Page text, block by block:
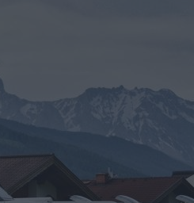
YA AL 62% DE LOS ESPAÑOLES
COMO NUEVA DIRECTORA COMERCIAL
PERSONALIZABLE INSPIRADA EN
LA CREATIVIDAD
PARA TRANSFORMAR EL PATRIMONIO